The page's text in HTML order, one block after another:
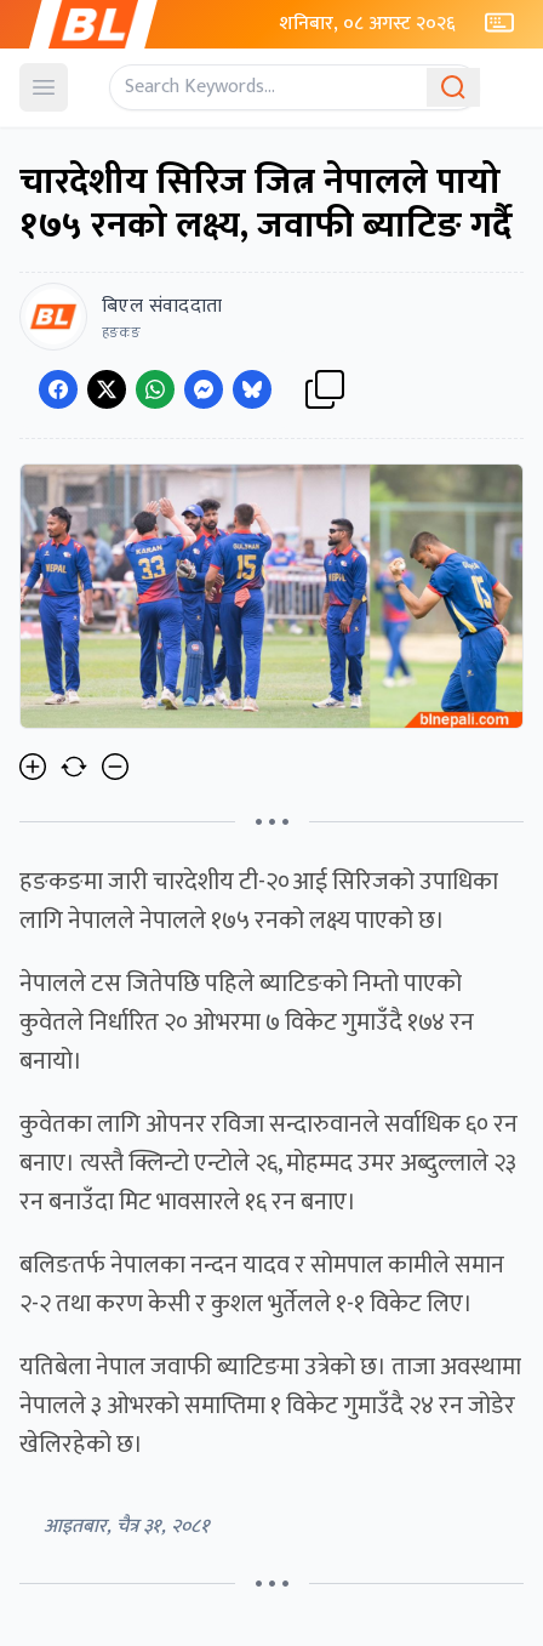
शनिबार, ०८ अगस्ट २०२६
Open menu
चारदेशीय सिरिज जित्न नेपालले पायो
१७५ रनको लक्ष्य, जवाफी ब्याटिङ गर्दै
बिएल संवाददाता
हङकङ
• • •
हङकङमा जारी चारदेशीय टी-२०आई सिरिजको उपाधिका
लागि नेपालले नेपालले १७५ रनको लक्ष्य पाएको छ।
नेपालले टस जितेपछि पहिले ब्याटिङको निम्तो पाएको
कुवेतले निर्धारित २० ओभरमा ७ विकेट गुमाउँदै १७४ रन
बनायो।
कुवेतका लागि ओपनर रविजा सन्दारुवानले सर्वाधिक ६० रन
बनाए। त्यस्तै क्लिन्टो एन्टोले २६, मोहम्मद उमर अब्दुल्लाले २३
रन बनाउँदा मिट भावसारले १६ रन बनाए।
बलिङतर्फ नेपालका नन्दन यादव र सोमपाल कामीले समान
२-२ तथा करण केसी र कुशल भुर्तेलले १-१ विकेट लिए।
यतिबेला नेपाल जवाफी ब्याटिङमा उत्रेको छ। ताजा अवस्थामा
नेपालले ३ ओभरको समाप्तिमा १ विकेट गुमाउँदै २४ रन जोडेर
खेलिरहेको छ।
आइतबार, चैत्र ३१, २०८१
• • •